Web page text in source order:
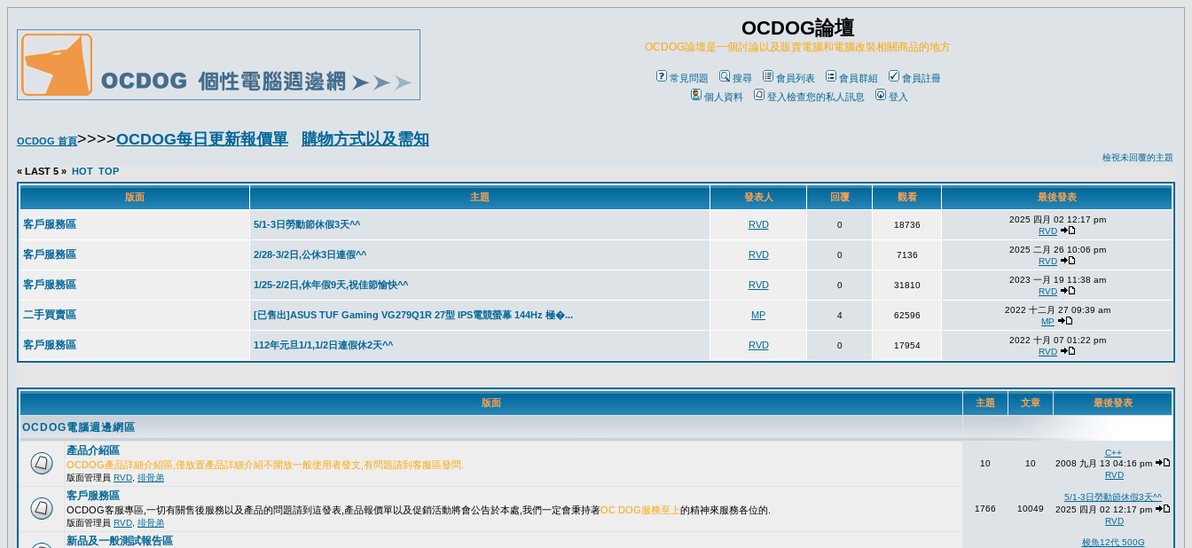
OCDOG論壇
OCDOG論壇是一個討論以及販賣電腦和電腦改裝相關商品的地方
常見問題 搜尋 會員列表 會員群組
會員註冊
個人資料
登入檢查您的私人訊息 登入
OCDOG 首頁>>>>OCDOG每日更新報價單 購物方式以及需知
檢視未回覆的主題
版面 主題 文章 最後發表
OCDOG電腦週邊網區
產品介紹區
OCDOG產品詳細介紹區,僅放置產品詳細介紹不開放一般使用者發文,有問題請到客服區發問.
版面管理員 RVD 排骨弟
10 10
C++
2008 九月 13 04:16 pm
RVD
客戶服務區
OCDOG客服專區,一切有關售後服務以及產品的問題請到這發表,產品報價單以及促銷活動將會公告於本處,我們一定會秉持著OC DOG服務至上的精神來服務各位的.
版面管理員 RVD 排骨弟
1766 10049
5/1-3日勞動節休假3天^^
2025 四月 02 12:17 pm
RVD
新品及一般測試報告區
梭魚12代 500G